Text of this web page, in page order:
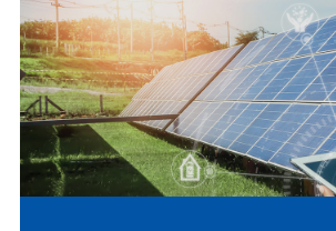
으로 1077%나 증가했다. 2024년 0.83%
난해 8.37%까지 올랐다.HD현대에너지솔
로 솔라 프로젝트 유한책임회사(Hillsboro
1278억 원 규모 공급 계약은 단일 계약 기
체 수출 매출 66%에 달한다.미국 시장 정
7월 제정된 OBBBA(One Big Beautiful
를 받기 위한 프로젝트 착공 수요가 몰리
던 미국 매출은 2025년 1619억 원으로